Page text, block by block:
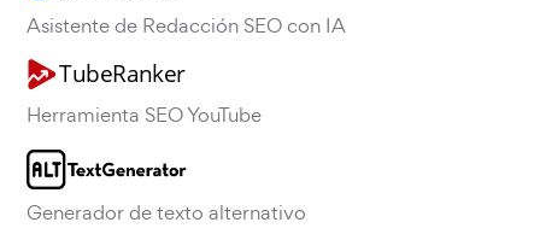
Asistente de Redacción SEO con IA
Herramienta SEO YouTube
Generador de texto alternativo